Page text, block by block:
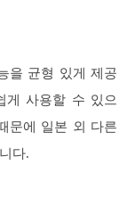
을 균형 있게 제공
게 사용할 수 있으
문에 일본 외 다른
다.